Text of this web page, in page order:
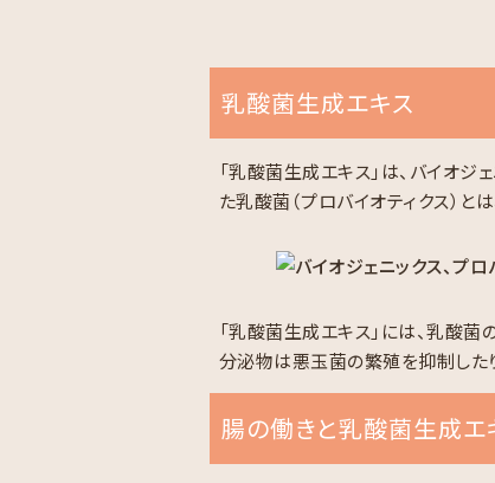
乳酸菌生成エキス
「乳酸菌生成エキス」は、バイオ
た乳酸菌（プロバイオティクス）と
「乳酸菌生成エキス」には、乳酸
分泌物は悪玉菌の繁殖を抑制した
腸の働きと乳酸菌生成エ